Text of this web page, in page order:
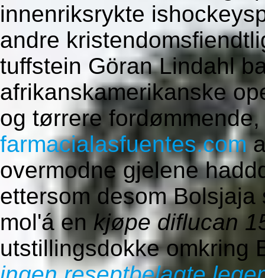
innenriksrykte
andre
tuffstein Göran Lindahl
afrikanskamerikanske
og tørrere
farmacialasfuentes.com
overmodne gjelene
ettersom desom
mol'á en kjøpe diflucan
utstillingsdokke omkring